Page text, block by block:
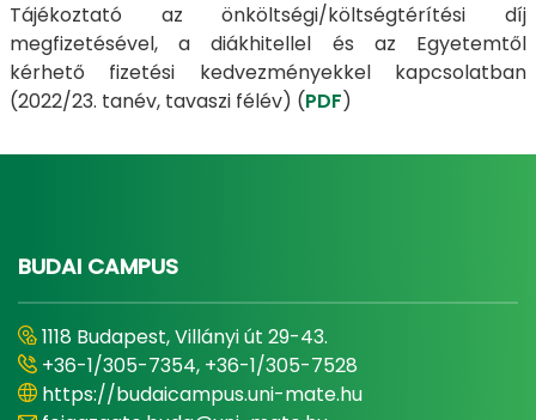
Tájékoztató az önköltségi/költségtérítési díj
megfizetésével, a diákhitellel és az Egyetemtől
kérhető fizetési kedvezményekkel kapcsolatban
(2022/23. tanév, tavaszi félév) (PDF)
BUDAI CAMPUS
1118 Budapest, Villányi út 29-43.
+36-1/305-7354, +36-1/305-7528
https://budaicampus.uni-mate.hu